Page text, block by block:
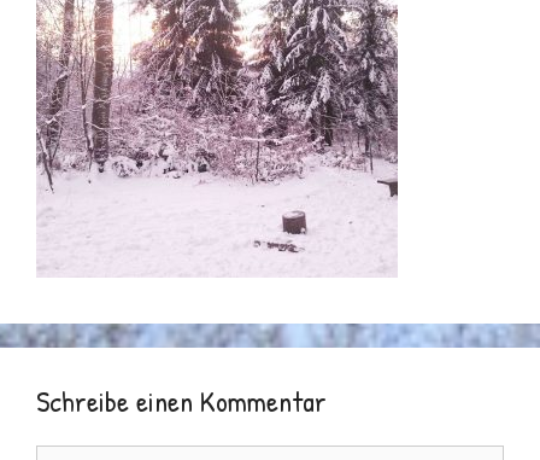
Schreibe einen Kommentar